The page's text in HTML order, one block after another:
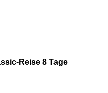
Reise 8 Tage